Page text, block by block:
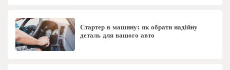
Стартер в машину: як обрати надійну
деталь для вашого авто